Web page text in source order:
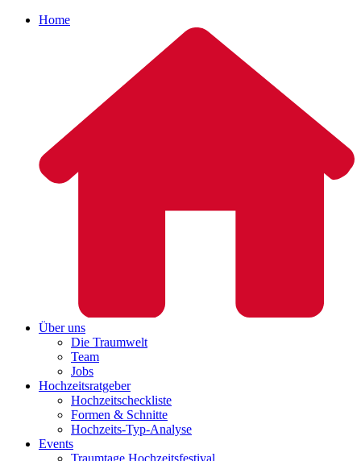
Home
Über uns
Die Traumwelt
Team
Jobs
Hochzeitsratgeber
Hochzeitscheckliste
Formen & Schnitte
Hochzeits-Typ-Analyse
Events